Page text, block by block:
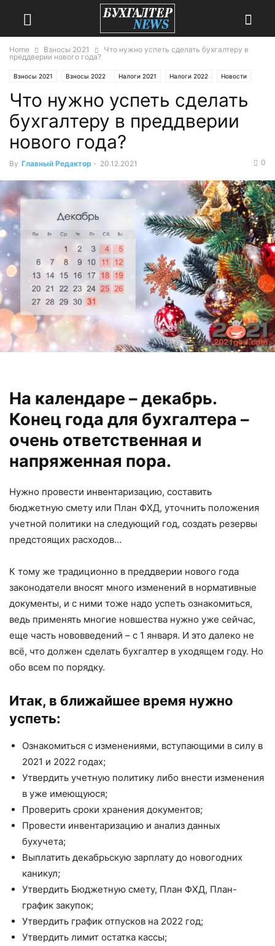
Home Взносы 2021
Что нужно успеть сделать бухгалтеру в
преддверии нового года?
Взносы 2021 Взносы 2022 Налоги 2021 Налоги 2022 Новости
Тема дня
Учет и отчетность 2022
Что нужно успеть сделать
бухгалтеру в преддверии
нового года?
By Главный Редактор - 20.12.2021 0
На календаре – декабрь.
Конец года для бухгалтера –
очень ответственная и
напряженная пора.
Нужно провести инвентаризацию, составить
бюджетную смету или План ФХД, уточнить положения
учетной политики на следующий год, создать резервы
предстоящих расходов…
К тому же традиционно в преддверии нового года
законодатели вносят много изменений в нормативные
документы, и с ними тоже надо успеть ознакомиться,
ведь применять многие новшества нужно уже сейчас,
еще часть нововведений – с 1 января. И это далеко не
всё, что должен сделать бухгалтер в уходящем году. Но
обо всем по порядку.
Итак, в ближайшее время нужно
успеть:
Ознакомиться с изменениями, вступающими в силу в
2021 и 2022 годах;
Утвердить учетную политику либо внести изменения
в уже имеющуюся;
Проверить сроки хранения документов;
Провести инвентаризацию и анализ данных
бухучета;
Выплатить декабрьскую зарплату до новогодних
каникул;
Утвердить Бюджетную смету, План ФХД, План-
график закупок;
Утвердить график отпусков на 2022 год;
Утвердить лимит остатка кассы;